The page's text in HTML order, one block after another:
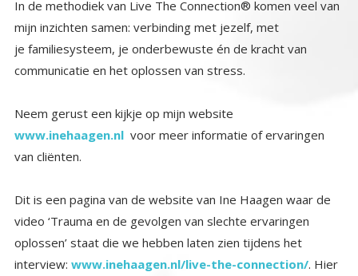
In de methodiek van Live The Connection® komen veel van
mijn inzichten samen: verbinding met jezelf, met
je familiesysteem, je onderbewuste én de kracht van
communicatie en het oplossen van stress.
Neem gerust een kijkje op mijn website
www.inehaagen.nlvoor meer informatie of ervaringen
van cliënten.
Dit is een pagina van de website van Ine Haagen waar de
video ‘Trauma en de gevolgen van slechte ervaringen
oplossen’ staat die we hebben laten zien tijdens het
interview: www.inehaagen.nl/live-the-connection/. Hier